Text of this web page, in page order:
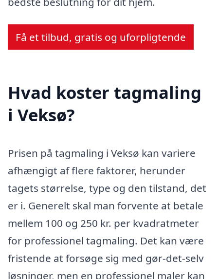
Få et tilbud, gratis og uforpligtende
Hvad koster tagmaling
i Veksø?
Prisen på tagmaling i Veksø kan variere
afhængigt af flere faktorer, herunder
tagets størrelse, type og den tilstand, det
er i. Generelt skal man forvente at betale
mellem 100 og 250 kr. per kvadratmeter
for professionel tagmaling. Det kan være
fristende at forsøge sig med gør-det-selv
løsninger, men en professionel maler kan